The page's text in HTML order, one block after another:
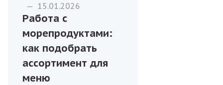
— 15.01.2026
Работа с
морепродуктами:
как подобрать
ассортимент для
меню